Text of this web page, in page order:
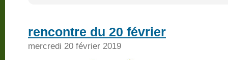
rencontre du 20 février
mercredi 20 février 2019